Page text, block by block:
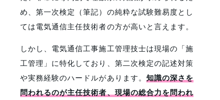
め、第一次検定（筆記）の純粋な試験難易度とし
ては電気通信主任技術者の方が高いと言えます。
しかし、電気通信工事施工管理技士は現場の「施
工管理」に特化しており、第二次検定の記述対策
や実務経験のハードルがあります。 知識の深さを
問われるのが主任技術者、現場の総合力を問われ